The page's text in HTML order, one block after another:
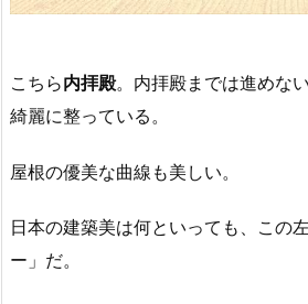
こちら内拝殿。内拝殿までは進めな
綺麗に整っている。
屋根の優美な曲線も美しい。
日本の建築美は何といっても、この
ー」だ。